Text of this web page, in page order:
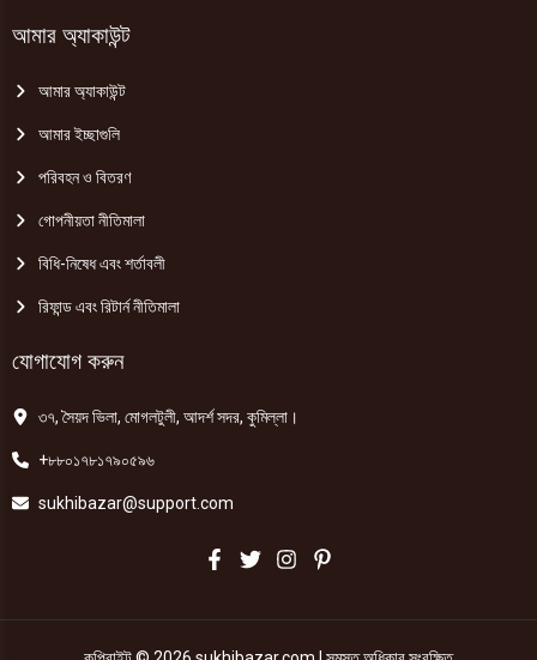
আমার অ্যাকাউন্ট
আমার অ্যাকাউন্ট
আমার ইচ্ছাগুলি
পরিবহন ও বিতরণ
গোপনীয়তা নীতিমালা
বিধি-নিষেধ এবং শর্তাবলী
রিফান্ড এবং রিটার্ন নীতিমালা
যোগাযোগ করুন
৩৭, সৈয়দ ভিলা, মোগলটুলী, আদর্শ সদর, কুমিল্লা।
+৮৮০১৭৮১৭৯০৫৯৬
sukhibazar@support.com